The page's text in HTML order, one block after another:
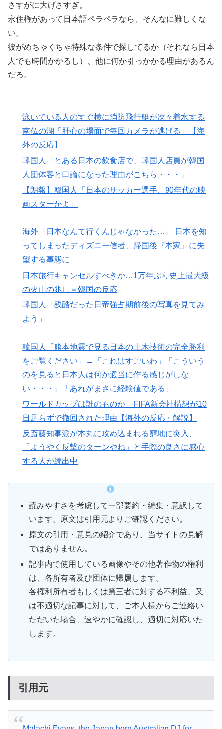
さすがに大げさすぎ。
永住権があって日本語ペラペラなら、そんなに難しくな
い。
彼がめちゃくちゃ特殊な条件で探してるか（それなら日本
人でも時間かかるし）、他に何か引っかかる理由があるん
だろ。
泳いでいる人のすぐ横に消防飛行艇が次々着水する
南仏の湖「肝心の場面で毎回カメラが逃げる」【海
外の反応】
韓国人「とある日本の飲食店で、韓国人店員が韓国
人団体客と口論になった理由がこちら・・・」
【朗報】韓国人「日本のサッカー選手、90年代の映
画スターかよ」
海外「日本なんて行くんじゃなかった…」 日本を知
ってしまったディズニー信者、帰国後『本家』に失
望する事態に
日本旅行キャンセルすべきか…1万年ぶり史上最大級
の火山の兆し＝韓国の反応
韓国人「残酷だった日帝強占期前後の写真を見てみ
よう」
韓国人「熊本地震で見る日本の土木技術の完全勝利
をご覧ください」→「これはすごいわ」「こういう
のを見ると日本人は何か適当に作る感じがしな
い・・・」「あれがまさに経験値である」
ワールドカップは誰のものか FIFA新会社構想が10
日足らずで撤回された理由【海外の反応・解説】
反斎藤知事派が本丸に攻め込まれる窮地に突入、
「ようやく反撃のターンやね」と手際の良さに感心
する人が続出中
読みやすさを考慮して一部要約・編集・意訳して
います。原文は引用元よりご確認ください。
原文の引用・意見の紹介であり、当サイトの見解
ではありません。
記事内で使用している画像やその他著作物の権利
は、各所有者及び団体に帰属します。
各権利所有者もしくは第三者に対する不利益、又
は不適切な記事に対して、ご本人様からご連絡い
ただいた場合、速やかに確認し、適切に対応いた
します。
引用元